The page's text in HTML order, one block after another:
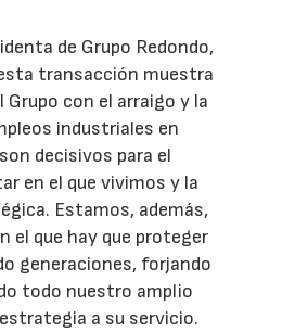
de Grupo Redondo,
transacción muestra
con el arraigo y la
industriales en
decisivos para el
en el que vivimos y la
Estamos, además,
el que hay que proteger
generaciones, forjando
todo nuestro amplio
a su servicio.